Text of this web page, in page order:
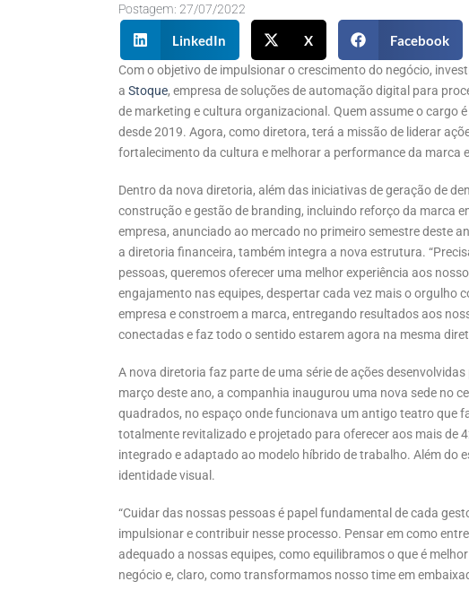
Postagem: 27/07/2022
LinkedIn X Facebook
Com o objetivo de impulsionar o crescimento do negócio,
a Stoque, empresa de soluções de automação digital para
de marketing e cultura organizacional. Quem assume o cargo é
desde 2019. Agora, como diretora, terá a missão de liderar
fortalecimento da cultura e melhorar a performance da marca
Dentro da nova diretoria, além das iniciativas de geração de
construção e gestão de branding, incluindo reforço da marca
empresa, anunciado ao mercado no primeiro semestre deste
a diretoria financeira, também integra a nova estrutura.
pessoas, queremos oferecer uma melhor experiência aos
engajamento nas equipes, despertar cada vez mais o orgulho
empresa e constroem a marca, entregando resultados aos
conectadas e faz todo o sentido estarem agora na mesma
A nova diretoria faz parte de uma série de ações
março deste ano, a companhia inaugurou uma nova sede no
quadrados, no espaço onde funcionava um antigo teatro que
totalmente revitalizado e projetado para oferecer aos mais de
integrado e adaptado ao modelo híbrido de trabalho. Além do
identidade visual.
“Cuidar das nossas pessoas é papel fundamental de cada
impulsionar e contribuir nesse processo. Pensar em como
adequado a nossas equipes, como equilibramos o que é
negócio e, claro, como transformamos nosso time em